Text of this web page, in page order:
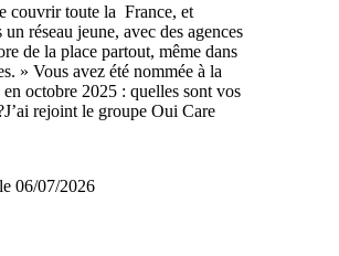
couvrir toute la France, et
réseau jeune, avec des agences
de la place partout, même dans
» Vous avez été nommée à la
octobre 2025 : quelles sont vos
rejoint le groupe Oui Care
06/07/2026